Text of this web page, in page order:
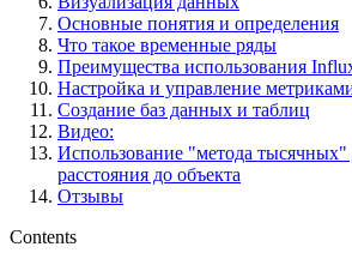
Основные понятия и определения
Что такое временные ряды
Преимущества использования
Настройка и управление
Создание баз данных и таблиц
Видео:
Использование "метода тысячных"
расстояния до объекта
Отзывы
Contents